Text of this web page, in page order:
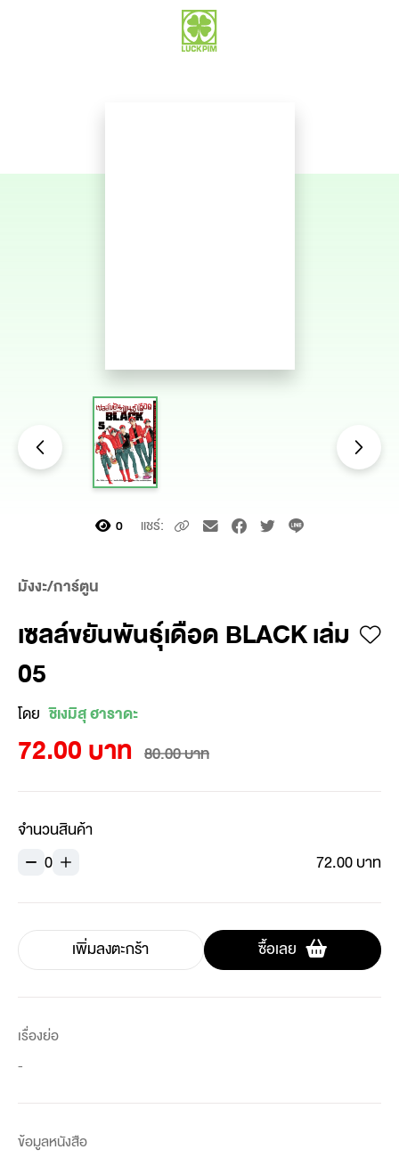
0 แชร์:
มังงะ/การ์ตูน
เซลล์ขยันพันธุ์เดือด BLACK เล่ม
05
โดย ชิเงมิสุ ฮาราดะ
72.00 บาท 80.00 บาท
จำนวนสินค้า
0
72.00 บาท
เพิ่มลงตะกร้า ซื้อเลย
เรื่องย่อ
-
ข้อมูลหนังสือ